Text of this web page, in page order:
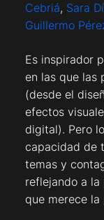
Cebriá, Sara
Guillermo
Es inspirador
en las que las
(desde el
efectos
digital). Pero
capacidad de
temas y
reflejando a la
que merece